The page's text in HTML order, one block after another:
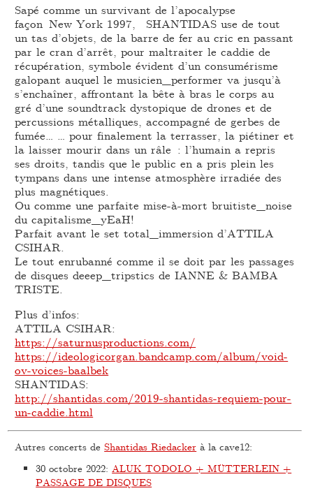
Sapé comme un survivant de l’apocalypse
façon New York 1997, SHANTIDAS use de tout
un tas d’objets, de la barre de fer au cric en passant
par le cran d’arrêt, pour maltraiter le caddie de
récupération, symbole évident d’un consumérisme
galopant auquel le musicien_performer va jusqu’à
s’enchaîner, affrontant la bête à bras le corps au
gré d’une soundtrack dystopique de drones et de
percussions métalliques, accompagné de gerbes de
fumée… … pour finalement la terrasser, la piétiner et
la laisser mourir dans un râle : l’humain a repris
ses droits, tandis que le public en a pris plein les
tympans dans une intense atmosphère irradiée des
plus magnétiques.
Ou comme une parfaite mise-à-mort bruitiste_noise
du capitalisme_yEaH!
Parfait avant le set total_immersion d’ATTILA
CSIHAR.
Le tout enrubanné comme il se doit par les passages
de disques deeep_tripstics de IANNE & BAMBA
TRISTE.
Plus d’infos:
ATTILA CSIHAR:
https://saturnusproductions.com/
https://ideologicorgan.bandcamp.com/album/void-
ov-voices-baalbek
SHANTIDAS:
http://shantidas.com/2019-shantidas-requiem-pour-
un-caddie.html
Autres concerts deShantidas Riedacker à la cave12:
30 octobre 2022:ALUK TODOLO + MÜTTERLEIN +
PASSAGE DE DISQUES